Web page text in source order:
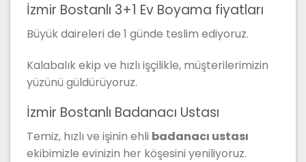
İzmir Bostanlı 3+1 Ev Boyama fiyatları
Büyük daireleri de 1 günde teslim ediyoruz.
Kalabalık ekip ve hızlı işçilikle, müşterilerimizin
yüzünü güldürüyoruz.
İzmir Bostanlı Badanacı Ustası
Temiz, hızlı ve işinin ehli badanacı ustası
ekibimizle evinizin her köşesini yeniliyoruz.